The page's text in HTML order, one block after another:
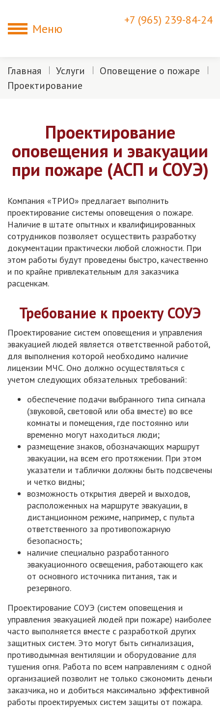
Меню
+7 (965) 239-84-24
Главная Услуги
Оповещение о пожаре
Проектирование
Проектирование
оповещения и эвакуации
при пожаре (АСП и СОУЭ)
Компания «ТРИО» предлагает выполнить
проектирование системы оповещения о пожаре.
Наличие в штате опытных и квалифицированных
сотрудников позволяет осуществить разработку
документации практически любой сложности. При
этом работы будут проведены быстро, качественно
и по крайне привлекательным для заказчика
расценкам.
Требование к проекту СОУЭ
Проектирование систем оповещения и управления
эвакуацией людей является ответственной работой,
для выполнения которой необходимо наличие
лицензии МЧС. Оно должно осуществляться с
учетом следующих обязательных требований:
обеспечение подачи выбранного типа сигнала
(звуковой, световой или оба вместе) во все
комнаты и помещения, где постоянно или
временно могут находиться люди;
размещение знаков, обозначающих маршрут
эвакуации, на всем его протяжении. При этом
указатели и таблички должны быть подсвечены
и четко видны;
возможность открытия дверей и выходов,
расположенных на маршруте эвакуации, в
дистанционном режиме, например, с пульта
ответственного за противопожарную
безопасность;
наличие специально разработанного
эвакуационного освещения, работающего как
от основного источника питания, так и
резервного.
Проектирование СОУЭ (систем оповещения и
управления эвакуацией людей при пожаре) наиболее
часто выполняется вместе с разработкой других
защитных систем. Это могут быть сигнализация,
противодымная вентиляции и оборудование для
тушения огня. Работа по всем направлениям с одной
организацией позволит не только сэкономить деньги
заказчика, но и добиться максимально эффективной
работы проектируемых систем защиты от пожара.